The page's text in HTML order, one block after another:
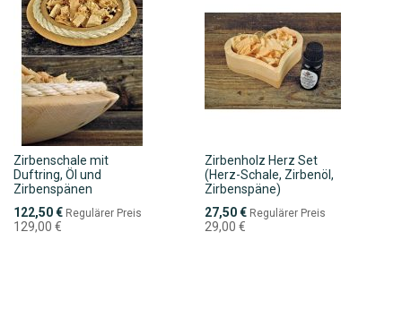
Zirbenschale mit
Duftring, Öl und
Zirbenspänen
Sonderpreis
122,50 € Regulärer Preis
129,00 €
Zirbenholz Herz Set
(Herz-Schale, Zirbenöl,
Zirbenspäne)
Sonderpreis
27,50 € Regulärer Preis
29,00 €